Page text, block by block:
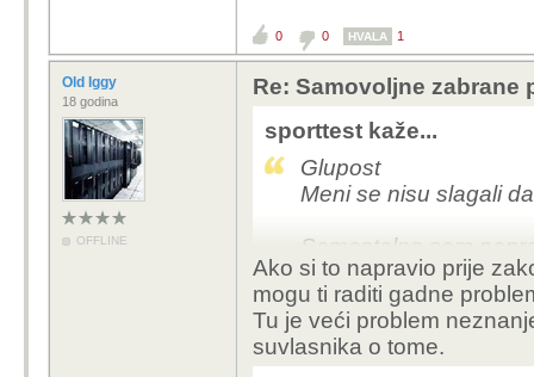
0 0 HVALA 1
Old Iggy
18 godina
OFFLINE
Re: Samovoljne
sporttest kaže...
Glupost
Meni se nisu slagali
Samostalno sam
punjacem na vlastito
Apsolutno mi nitko od
zakon nije na njihovoj
me mogu slobodno
Ako si to napravio prije
mogu ti raditi gadne
Tu je veći problem
suvlasnika o tome.